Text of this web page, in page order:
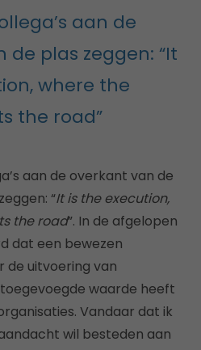
aan de
de plas zeggen: “It
where the
the road”
aan de overkant van de
“It is the execution,
the road”. In de afgelopen
dat een bewezen
de uitvoering van
waarde heeft
Vandaar dat ik
wil besteden aan